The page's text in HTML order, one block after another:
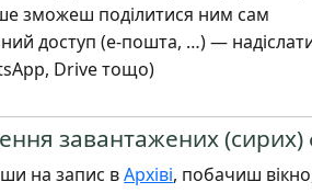
зможеш поділитися ним сам
доступ (е-пошта, …) —
Drive тощо)
завантажених (сирих)
на запис вАрхіві, побачиш